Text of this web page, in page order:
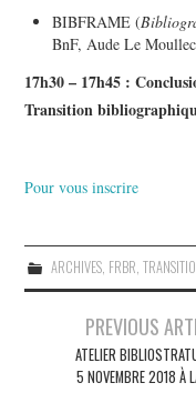
BIBFRAME (
BnF, Aude Le
17h30 – 17h45 :
Transition
Pour vous inscrire
ARCHIVES, FRBR,
Navigation
articles
PREVIOUS
ATELIER
5 NOVEMBRE 2018 À